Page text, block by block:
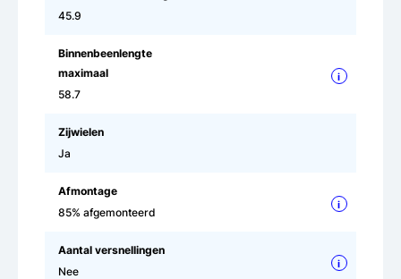
45.9
Binnenbeenlengte
maximaal
58.7
i
Zijwielen
Ja
Afmontage
85% afgemonteerd
i
Aantal versnellingen
Nee
i